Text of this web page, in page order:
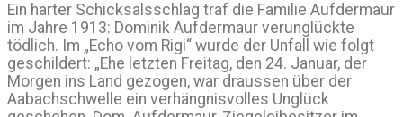
Ein harter Schicksalsschlag traf die Familie Aufdermaur
im Jahre 1913: Dominik Aufdermaur verunglückte
tödlich. Im „Echo vom Rigi“ wurde der Unfall wie folgt
geschildert: „Ehe letzten Freitag, den 24. Januar, der
Morgen ins Land gezogen, war draussen über der
Aabachschwelle ein verhängnisvolles Unglück